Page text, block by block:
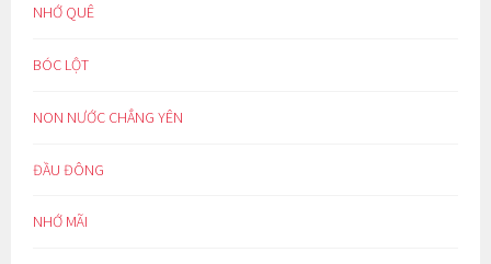
NHỚ QUÊ
BÓC LỘT
NON NƯỚC CHẲNG YÊN
ĐẦU ĐÔNG
NHỚ MÃI